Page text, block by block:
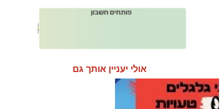
אולי יעניין אותך גם